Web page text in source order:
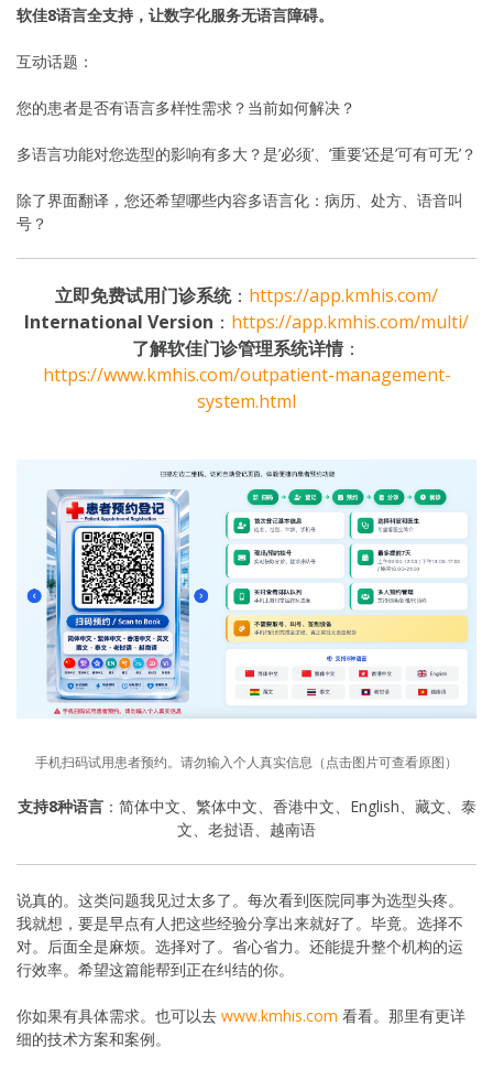
软佳8语言全支持，让数字化服务无语言障碍。
互动话题：
您的患者是否有语言多样性需求？当前如何解决？
多语言功能对您选型的影响有多大？是’必须’、’重要’还是’可有可无’？
除了界面翻译，您还希望哪些内容多语言化：病历、处方、语音叫
号？
立即免费试用门诊系统： https://app.kmhis.com/
International Version ： https://app.kmhis.com/multi/
了解软佳门诊管理系统详情：
https://www.kmhis.com/outpatient-management-
system.html
手机扫码试用患者预约。请勿输入个人真实信息（点击图片可查看原图）
支持8种语言：简体中文、繁体中文、香港中文、English、藏文、泰
文、老挝语、越南语
说真的。这类问题我见过太多了。每次看到医院同事为选型头疼。
我就想，要是早点有人把这些经验分享出来就好了。毕竟。选择不
对。后面全是麻烦。选择对了。省心省力。还能提升整个机构的运
行效率。希望这篇能帮到正在纠结的你。
你如果有具体需求。也可以去 www.kmhis.com 看看。那里有更详
细的技术方案和案例。